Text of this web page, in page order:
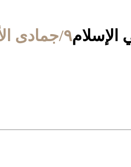
الإسلام٩/جمادى الأولى/١٤٣٢ الموافق ١٣/أبريل/٢٠١١